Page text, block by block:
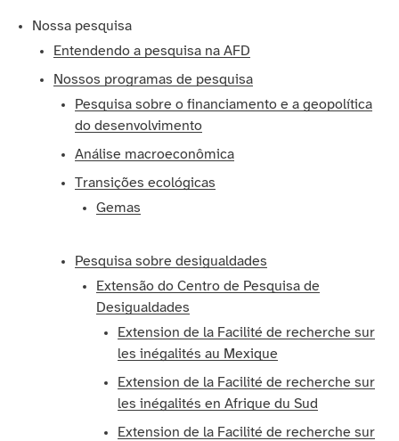
Nossa pesquisa
Entendendo a pesquisa na AFD
Nossos programas de pesquisa
Pesquisa sobre o financiamento e a geopolítica
do desenvolvimento
Análise macroeconômica
Transições ecológicas
Gemas
Pesquisa sobre desigualdades
Extensão do Centro de Pesquisa de
Desigualdades
Extension de la Facilité de recherche sur
les inégalités au Mexique
Extension de la Facilité de recherche sur
les inégalités en Afrique du Sud
Extension de la Facilité de recherche sur